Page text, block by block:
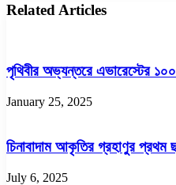
Related Articles
পৃথিবীর অভ্যন্তরে এভারেস্টের
January 25, 2025
চিনাবাদাম আকৃতির গ্রহাণুর প্রথম
July 6, 2025